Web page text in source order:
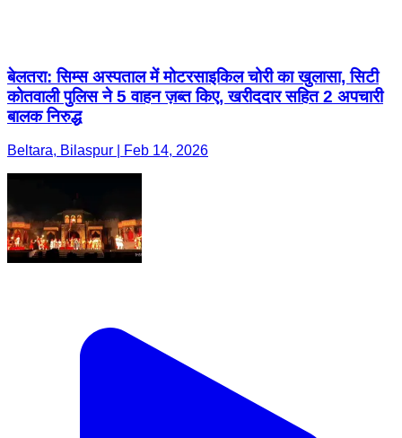
बेलतरा: सिम्स अस्पताल में मोटरसाइकिल चोरी का खुलासा, सिटी
कोतवाली पुलिस ने 5 वाहन ज़ब्त किए, खरीददार सहित 2 अपचारी
बालक निरुद्ध
Beltara, Bilaspur | Feb 14, 2026